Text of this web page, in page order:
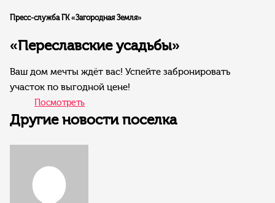
Пресс-служба ГК «Загородная Земля»
«Переславские усадьбы»
Ваш дом мечты ждёт вас! Успейте забронировать
участок по выгодной цене!
Посмотреть
Другие новости поселка